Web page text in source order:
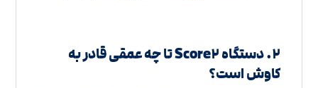
۲. دستگاه Score۲ تا چه عمقی قادر به
کاوش است؟